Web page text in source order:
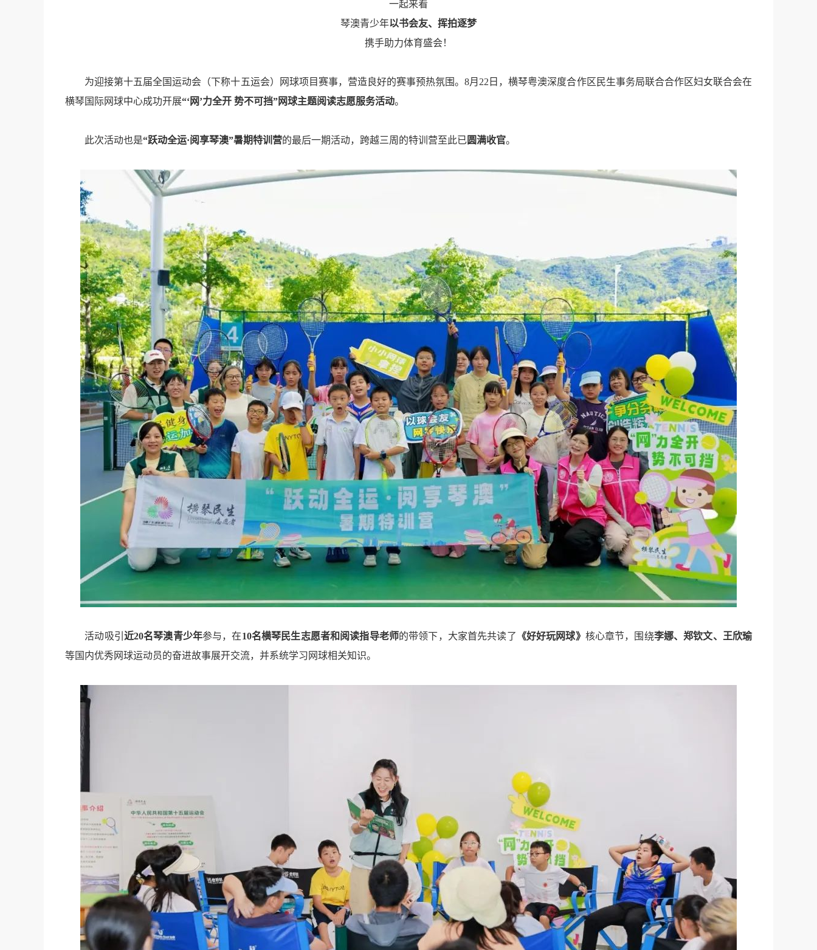
一起来看
琴澳青少年以书会友、挥拍逐梦
携手助力体育盛会！
为迎接第十五届全国运动会 （下称十五运会）
网球项目赛事，营造良好的赛事预热氛围。8月22日，横琴粤澳深度合作区民生事务局联合合作区妇女联合会在
横琴国际网球中心成功开展“‘网’力全开 势不可挡”网球主题阅读志愿服务活动。
此次活动也是“跃动全运·阅享琴澳”暑期特训营的最后一期活动，跨越三周的特训营至此已圆满收官。
活动吸引 近20名琴澳青少年参与，在10名横琴民生志愿者和阅读指导老师的带领下，大家首先共读了 《好好玩网球》 核心章节，围绕李娜、郑钦文、王欣瑜
等国内优秀网球运动员的奋进故事展开交流，并系统学习网球相关知识。